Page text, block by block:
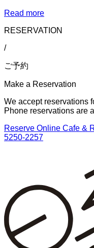
Read more
RESERVATION
/
ご予約
Make a Reservation
We accept reservations
Phone reservations are
Reserve Online Cafe &
5250-2257